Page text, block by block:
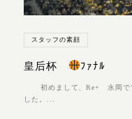
スタッフの素顔
皇后杯 ﾌｧﾅﾙ
初めまして、Re+ 永岡です
した。...